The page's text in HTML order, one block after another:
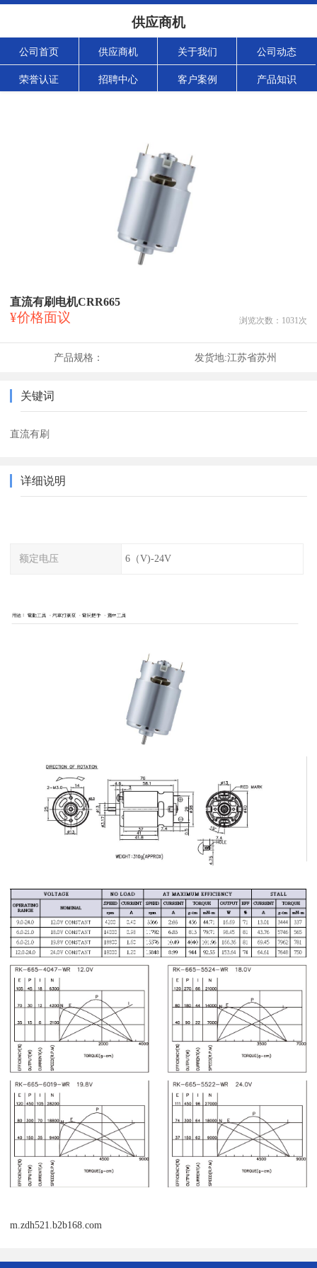
供应商机
公司首页 供应商机 关于我们 公司动态
荣誉认证 招聘中心 客户案例 产品知识
直流有刷电机CRR665
¥价格面议 浏览次数： 1031次
产品规格： 发货地:江苏省苏州
关键词
直流有刷
详细说明
额定电压 6（V)-24V
m.zdh521.b2b168.com